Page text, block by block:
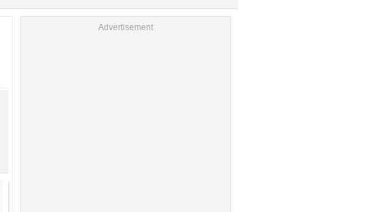
Advertisement